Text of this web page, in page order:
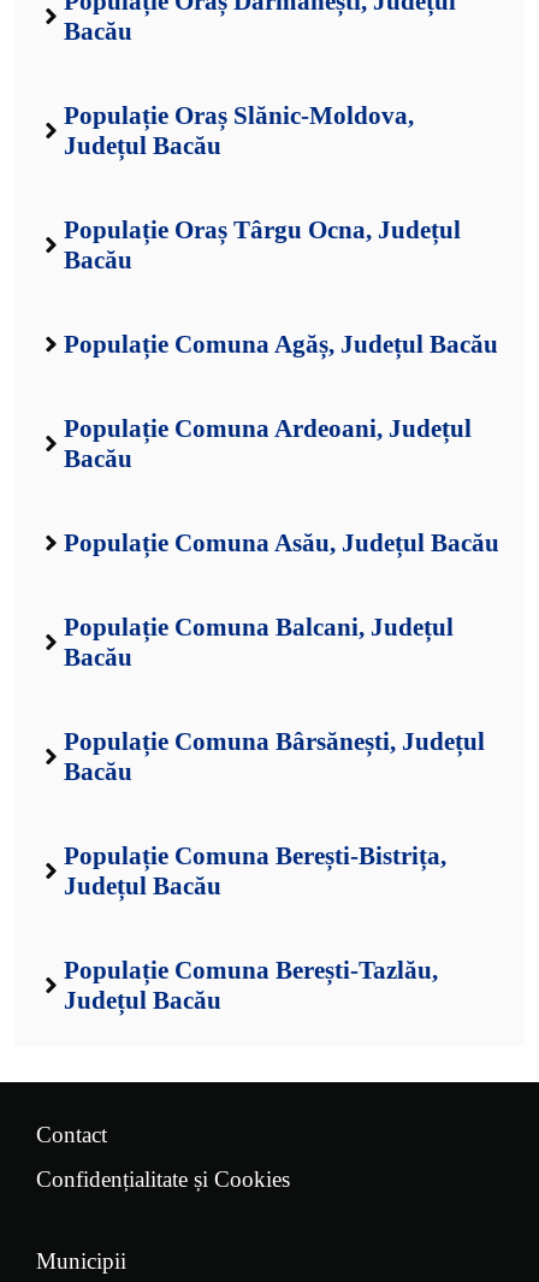
Bacău
Populație Oraș Slănic-Moldova,
Județul Bacău
Populație Oraș Târgu Ocna, Județul
Bacău
Populație Comuna Agăș, Județul Bacău
Populație Comuna Ardeoani, Județul
Bacău
Populație Comuna Asău, Județul Bacău
Populație Comuna Balcani, Județul
Bacău
Populație Comuna Bârsănești, Județul
Bacău
Populație Comuna Berești-Bistrița,
Județul Bacău
Populație Comuna Berești-Tazlău,
Județul Bacău
Contact
Confidențialitate și Cookies
Municipii